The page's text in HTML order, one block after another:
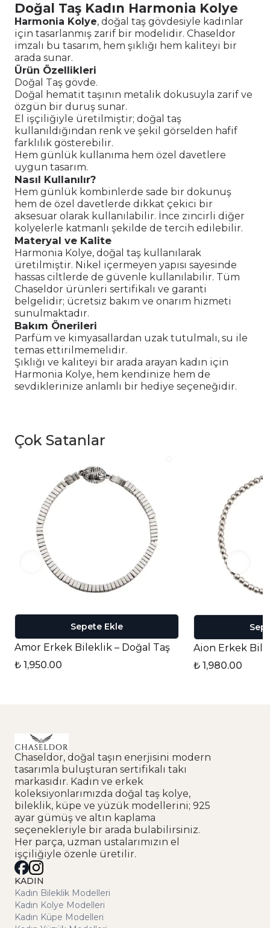
Doğal Taş Kadın Harmonia Kolye
Harmonia Kolye, doğal taş gövdesiyle kadınlar
için tasarlanmış zarif bir modelidir. Chaseldor
imzalı bu tasarım, hem şıklığı hem kaliteyi bir
arada sunar.
Ürün Özellikleri
Doğal Taş gövde.
Doğal hematit taşının metalik dokusuyla zarif ve
özgün bir duruş sunar.
El işçiliğiyle üretilmiştir; doğal taş
kullanıldığından renk ve şekil görselden hafif
farklılık gösterebilir.
Hem günlük kullanıma hem özel davetlere
uygun tasarım.
Nasıl Kullanılır?
Hem günlük kombinlerde sade bir dokunuş
hem de özel davetlerde dikkat çekici bir
aksesuar olarak kullanılabilir. İnce zincirli diğer
kolyelerle katmanlı şekilde de tercih edilebilir.
Materyal ve Kalite
Harmonia Kolye, doğal taş kullanılarak
üretilmiştir. Nikel içermeyen yapısı sayesinde
hassas ciltlerde de güvenle kullanılabilir. Tüm
Chaseldor ürünleri sertifikalı ve garanti
belgelidir; ücretsiz bakım ve onarım hizmeti
sunulmaktadır.
Bakım Önerileri
Parfüm ve kimyasallardan uzak tutulmalı, su ile
temas ettirilmemelidir.
Şıklığı ve kaliteyi bir arada arayan kadın için
Harmonia Kolye, hem kendinize hem de
sevdiklerinize anlamlı bir hediye seçeneğidir.
Çok Satanlar
Sepete Ekle
Amor Erkek Bileklik – Doğal Taş
₺ 1,950.00
Aion Erkek
₺ 1,980.00
Chaseldor, doğal taşın enerjisini modern
tasarımla buluşturan sertifikalı takı
markasıdır. Kadın ve erkek
koleksiyonlarımızda doğal taş kolye,
bileklik, küpe ve yüzük modellerini; 925
ayar gümüş ve altın kaplama
seçenekleriyle bir arada bulabilirsiniz.
Her parça, uzman ustalarımızın el
işçiliğiyle özenle üretilir.
KADIN
Kadın Bileklik Modelleri
Kadın Kolye Modelleri
Kadın Küpe Modelleri